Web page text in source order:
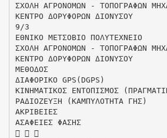
ΣΧΟΛΗ ΑΓΡΟΝΟΜΩΝ - ΤΟΠΟΓΡΑΦΩΝ
ΚΕΝΤΡΟ ΔΟΡΥΦΟΡΩΝ ΔΙΟΝΥΣΟΥ
9/3
ΕΘΝΙΚΟ ΜΕΤΣΟΒΙΟ ΠΟΛΥΤΕΧΝΕΙΟ
ΣΧΟΛΗ ΑΓΡΟΝΟΜΩΝ - ΤΟΠΟΓΡΑΦΩΝ
ΚΕΝΤΡΟ ΔΟΡΥΦΟΡΩΝ ΔΙΟΝΥΣΟΥ
ΜΕΘΟΔΟΣ
ΔΙΑΦΟΡΙΚΟ GPS(DGPS)
ΚΙΝΗΜΑΤΙΚΟΣ ΕΝΤΟΠΙΣΜΟΣ
ΡΑΔΙΟΖΕΥΞΗ (ΚΑΜΠΥΛΟΤΗΤΑ ΓΗΣ)
ΑΚΡΙΒΕΙΕΣ
ΑΣΑΦΕΙΕΣ ΦΑΣΗΣ
  